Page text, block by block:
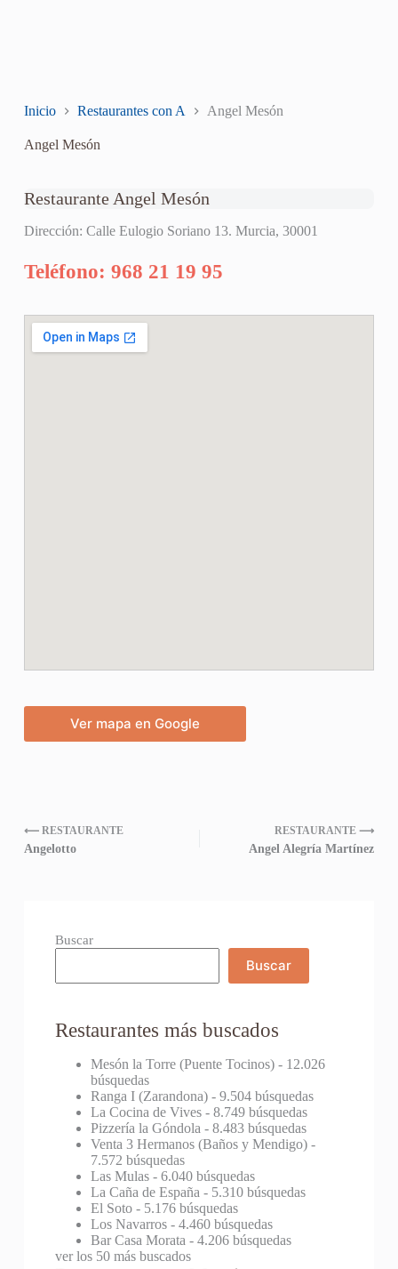
Inicio Restaurantes con A Angel Mesón
Angel Mesón
Restaurante Angel Mesón
Dirección: Calle Eulogio Soriano 13. Murcia, 30001
Teléfono: 968 21 19 95
Ver mapa en Google
⟵ RESTAURANTE
Angelotto
RESTAURANTE ⟶
Angel Alegría Martínez
Buscar
Buscar
Restaurantes más buscados
Mesón la Torre (Puente Tocinos)- 12.026
búsquedas
Ranga I (Zarandona)- 9.504 búsquedas
La Cocina de Vives- 8.749 búsquedas
Pizzería la Góndola - 8.483 búsquedas
Venta 3 Hermanos (Baños y Mendigo)-
7.572 búsquedas
Las Mulas- 6.040 búsquedas
La Caña de España - 5.310 búsquedas
El Soto- 5.176 búsquedas
Los Navarros- 4.460 búsquedas
Bar Casa Morata - 4.206 búsquedas
ver los 50 más buscados